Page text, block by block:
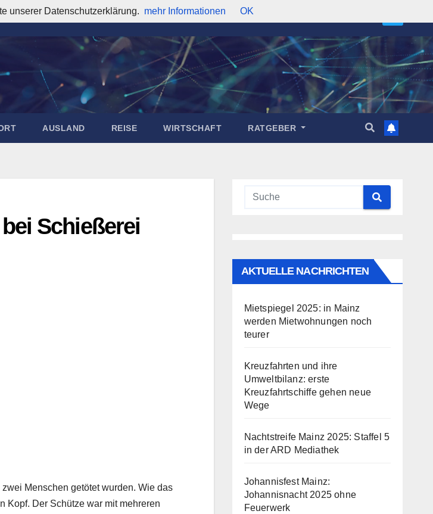
AUSLAND REISE WIRTSCHAFT RATGEBER
Schießerei
Menschen getötet wurden. Wie das
Kopf. Der Schütze war mit mehreren
AKTUELLE NACHRICHTEN
Mietspiegel 2025: in Mainz
werden Mietwohnungen noch
teurer
Kreuzfahrten und ihre
Umweltbilanz: erste
Kreuzfahrtschiffe gehen neue
Wege
Nachtstreife Mainz 2025: Staffel 5
in der ARD Mediathek
Johannisfest Mainz:
Johannisnacht 2025 ohne
Feuerwerk
unserer Datenschutzerklärung. mehr Informationen OK